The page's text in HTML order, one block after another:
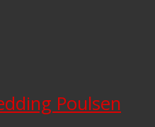
Poulsen